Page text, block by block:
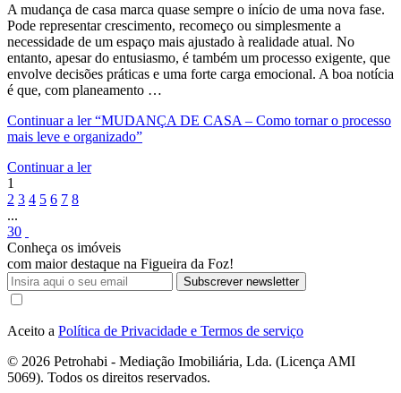
A mudança de casa marca quase sempre o início de uma nova fase.
Pode representar crescimento, recomeço ou simplesmente a
necessidade de um espaço mais ajustado à realidade atual. No
entanto, apesar do entusiasmo, é também um processo exigente, que
envolve decisões práticas e uma forte carga emocional. A boa notícia
é que, com planeamento …
Continuar a ler“MUDANÇA DE CASA – Como tornar o processo
mais leve e organizado”
Continuar a ler
1
2 3 4 5 6 7 8
...
30
Conheça os imóveis
com maior destaque na Figueira da Foz!
Subscrever newsletter
Aceito a Política de Privacidade e Termos de serviço
© 2026 Petrohabi - Mediação Imobiliária, Lda. (Licença AMI
5069). Todos os direitos reservados.